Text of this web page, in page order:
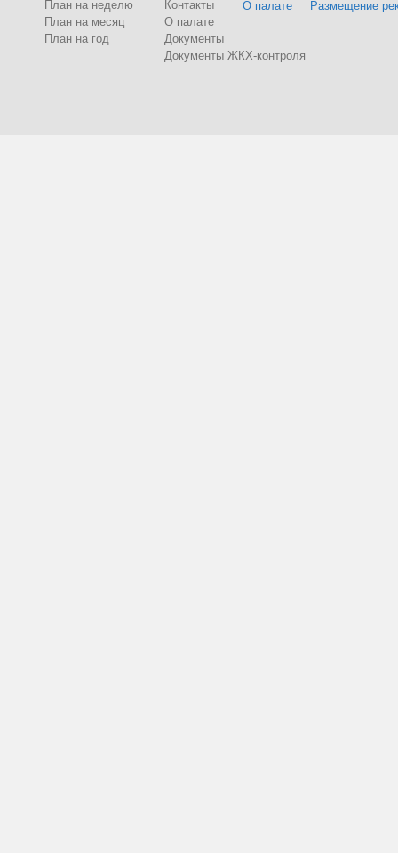
План на неделю
План на месяц
План на год
Контакты
О палате
Документы
Документы ЖКХ-контроля
О палате Размещение